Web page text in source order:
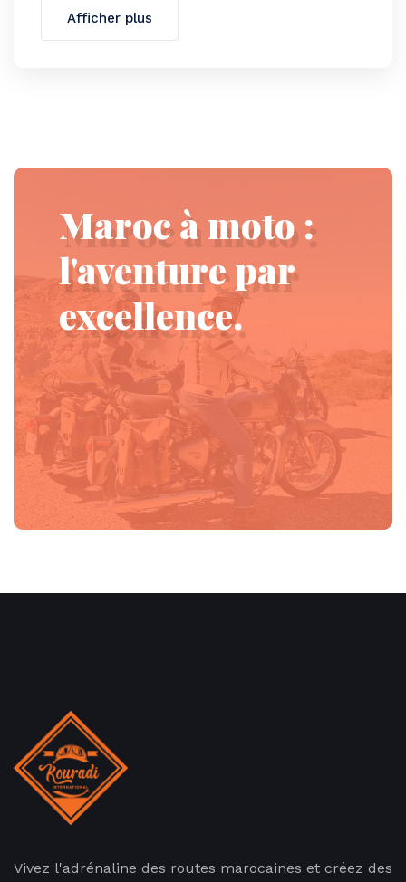
Afficher plus
Maroc à moto :
l'aventure par
excellence.
Vivez l'adrénaline des routes marocaines et créez des